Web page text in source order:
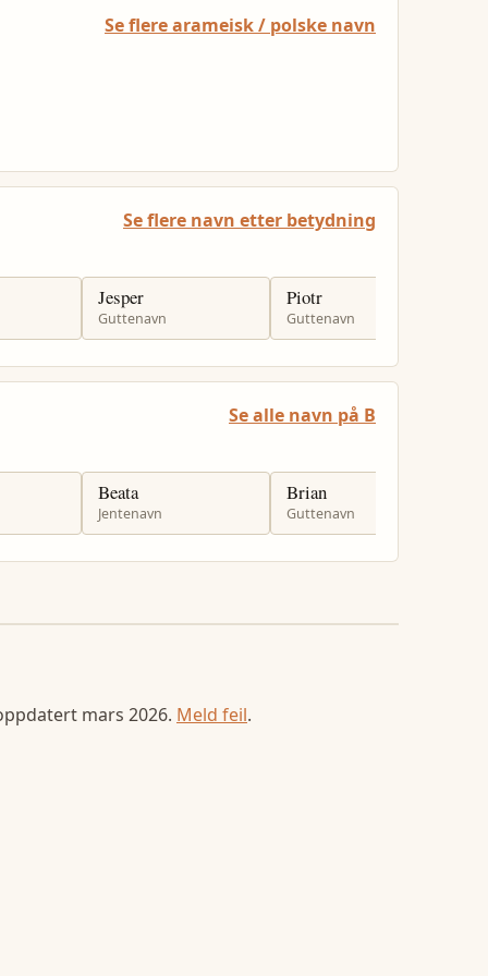
Se flere arameisk / polske navn
Se flere navn etter betydning
Jesper
Guttenavn
Piotr
Guttenavn
Se alle navn på B
Beata
Jentenavn
Brian
Guttenavn
mars 2026. Meld feil.